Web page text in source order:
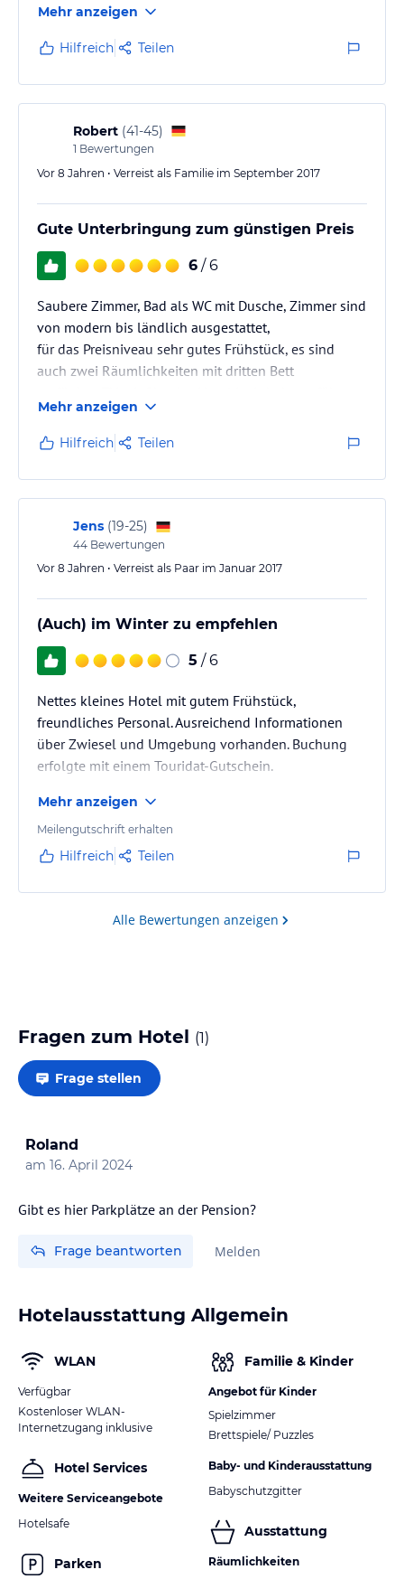
vom Nov. 2016 auf Sept. 2017 z. Bsp.
die Auslegware in den Fluren und die
Bestuhlung im Essbereich, zwei Zimmer
mit 3-Bett-Belegung
Mehr anzeigen
Hilfreich Teilen
Robert (41-45)
1 Bewertungen
Vor 8 Jahren • Verreist als Familie im September 2017
Gute Unterbringung zum günstigen Preis
6 / 6
Saubere Zimmer, Bad als WC mit Dusche, Zimmer sind
von modern bis ländlich ausgestattet,
für das Preisniveau sehr gutes Frühstück, es sind
auch zwei Räumlichkeiten mit dritten Bett
gerne auskunftsbereit und nett, sehr
stimmiges Preis-Leistungsverhältnis, wir werden auf
jeden Fall wieder kommen
Mehr anzeigen
Hilfreich Teilen
Jens (19-25)
44 Bewertungen
Vor 8 Jahren • Verreist als Paar im Januar 2017
(Auch) im Winter zu empfehlen
5 / 6
Nettes kleines Hotel mit gutem Frühstück,
freundliches Personal. Ausreichend Informationen
über Zwiesel und Umgebung vorhanden. Buchung
erfolgte mit einem Touridat-Gutschein.
Mehr anzeigen
Meilengutschrift erhalten
Hilfreich Teilen
Alle Bewertungen anzeigen
Fragen zum Hotel (1)
Frage stellen
Roland
am 16. April 2024
Gibt es hier Parkplätze an der Pension?
Frage beantworten Melden
Hotelausstattung Allgemein
WLAN
Verfügbar
Kostenloser WLAN-
Internetzugang inklusive
Hotel Services
Weitere Serviceangebote
Hotelsafe
Parken
Familie & Kinder
Angebot für Kinder
Spielzimmer
Brettspiele/ Puzzles
Baby- und Kinderausstattung
Babyschutzgitter
Ausstattung
Räumlichkeiten